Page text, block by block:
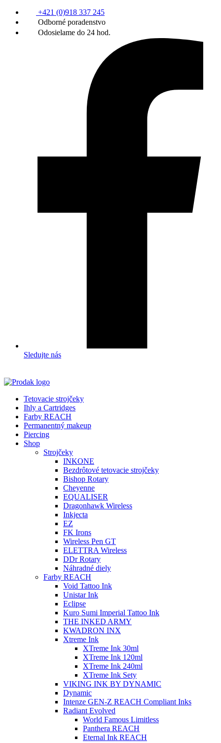
+421 (0)918 337 245
Odborné poradenstvo
Odosielame do 24 hod.
Sledujte nás
Tetovacie strojčeky
Ihly a Cartridges
Farby REACH
Permanentný makeup
Piercing
Shop
Strojčeky
INKONE
Bezdrôtové tetovacie strojčeky
Bishop Rotary
Cheyenne
EQUALISER
Dragonhawk Wireless
Inkjecta
EZ
FK Irons
Wireless Pen GT
ELETTRA Wireless
DDr Rotary
Náhradné diely
Farby REACH
Void Tattoo Ink
Unistar Ink
Eclipse
Kuro Sumi Imperial Tattoo Ink
THE INKED ARMY
KWADRON INX
Xtreme Ink
XTreme Ink 30ml
XTreme Ink 120ml
XTreme Ink 240ml
XTreme Ink Sety
VIKING INK BY DYNAMIC
Dynamic
Intenze GEN-Z REACH Compliant Inks
Radiant Evolved
World Famous Limitless
Panthera REACH
Eternal Ink REACH